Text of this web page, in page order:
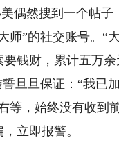
偶然搜到一个帖子
”的社交账号。“
钱财，累计五万余
旦保证：“我已
等，始终没有收到
立即报警。